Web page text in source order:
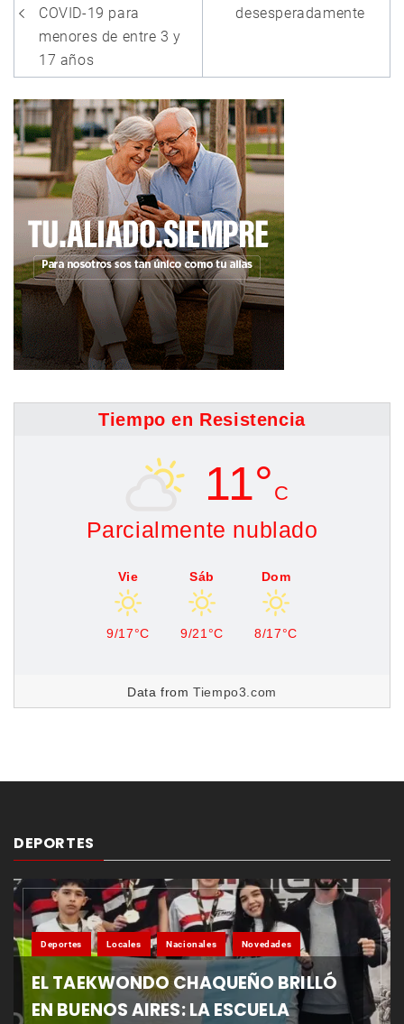
entradas
COVID-19 para
menores de entre 3 y
17 años
desesperadamente
Tiempo en Resistencia
11° C
Parcialmente nublado
Vie
9/17°C
Sáb
9/21°C
Dom
8/17°C
Data fromTiempo3.com
DEPORTES
Deportes Locales Nacionales Novedades
EL TAEKWONDO CHAQUEÑO BRILLÓ
EN BUENOS AIRES: LA ESCUELA